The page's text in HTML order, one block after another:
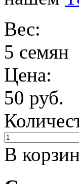
Вес:
5 семян
Цена:
50 руб.
В